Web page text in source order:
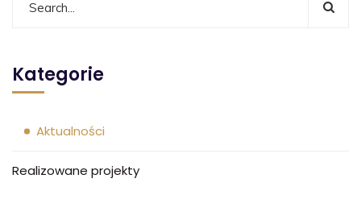
Kategorie
Aktualności
Realizowane projekty